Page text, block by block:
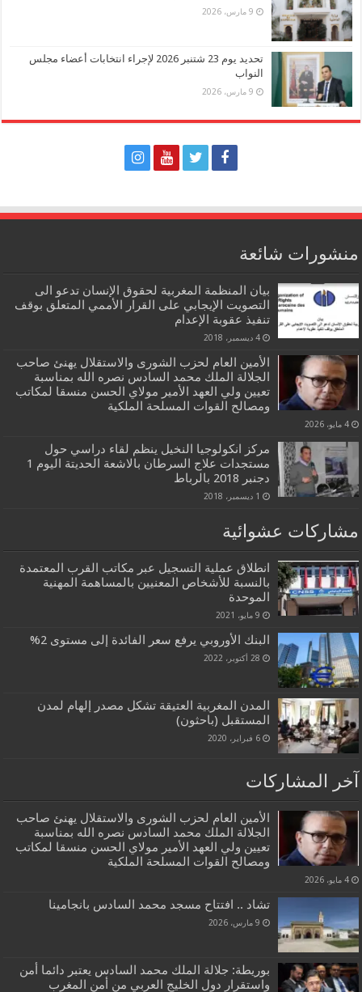
9 مارس، 2026
تحديد يوم 23 شتنبر 2026 لإجراء انتخابات أعضاء مجلس
النواب
9 مارس، 2026
منشورات شائعة
بيان المنظمة المغربية لحقوق الإنسان تدعو الى
التصويت الإيجابي على القرار الأممي المتعلق بوقف
تنفيذ عقوبة الإعدام
4 ديسمبر، 2018
الأمين العام لحزب الشورى والاستقلال يهنئ صاحب
الجلالة الملك محمد السادس نصره الله بمناسبة
تعيين ولي العهد الأمير مولاي الحسن منسقا لمكاتب
ومصالح القوات المسلحة الملكية
4 مايو، 2026
مركز انكولوجيا النخيل ينظم لقاء دراسي حول
مستجدات علاج السرطان بالاشعة الحديتة اليوم 1
دجنبر 2018 بالرباط
1 ديسمبر، 2018
مشاركات عشوائية
انطلاق عملية التسجيل عبر مكاتب القرب المعتمدة
بالنسبة للأشخاص المعنيين بالمساهمة المهنية
الموحدة
9 مايو، 2021
البنك الأوروبي يرفع سعر الفائدة إلى مستوى 2%
28 أكتوبر، 2022
المدن المغربية العتيقة تشكل مصدر إلهام لمدن
المستقبل (باحثون)
6 فبراير، 2020
آخر المشاركات
الأمين العام لحزب الشورى والاستقلال يهنئ صاحب
الجلالة الملك محمد السادس نصره الله بمناسبة
تعيين ولي العهد الأمير مولاي الحسن منسقا لمكاتب
ومصالح القوات المسلحة الملكية
4 مايو، 2026
تشاد .. افتتاح مسجد محمد السادس بانجامينا
9 مارس، 2026
بوريطة: جلالة الملك محمد السادس يعتبر دائما أمن
واستقرار دول الخليج العربي من أمن المغرب